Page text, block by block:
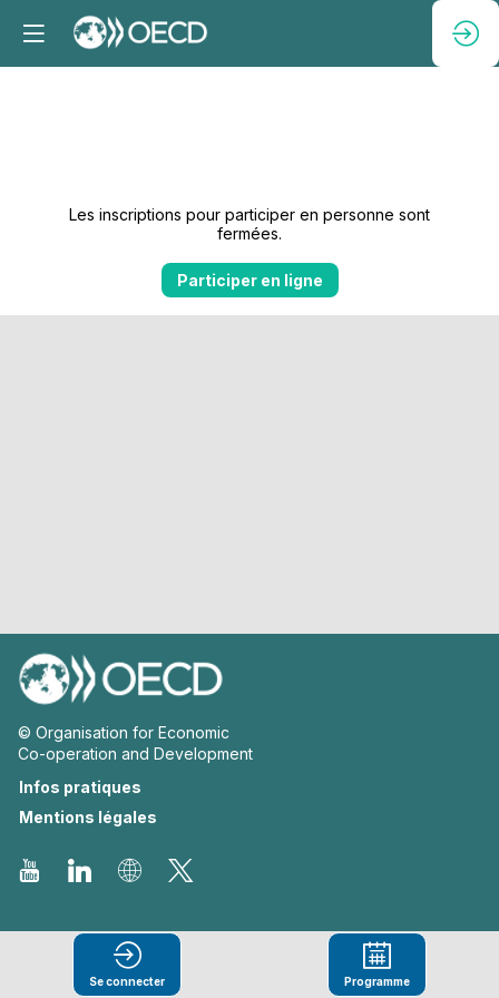
Les inscriptions pour participer en personne sont
fermées.
Participer en ligne
© Organisation for Economic
Co-operation and Development
Infos pratiques
Mentions légales
Se connecter Programme